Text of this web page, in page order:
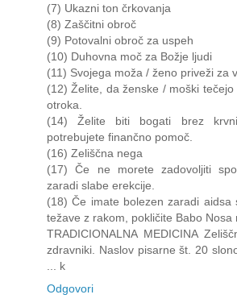
(7) Ukazni ton črkovanja
(8) Zaščitni obroč
(9) Potovalni obroč za uspeh
(10) Duhovna moč za Božje ljudi
(11) Svojega moža / ženo priveži za
(12) Želite, da ženske / moški
otroka.
(14) Želite biti bogati brez
potrebujete finančno pomoč.
(16) Zeliščna nega
(17) Če ne morete zadovoljiti
zaradi slabe erekcije.
(18) Če imate bolezen zaradi aidsa
težave z rakom, pokličite Babo Nosa
TRADICIONALNA MEDICINA
zdravniki. Naslov pisarne št. 20
... k
Odgovori